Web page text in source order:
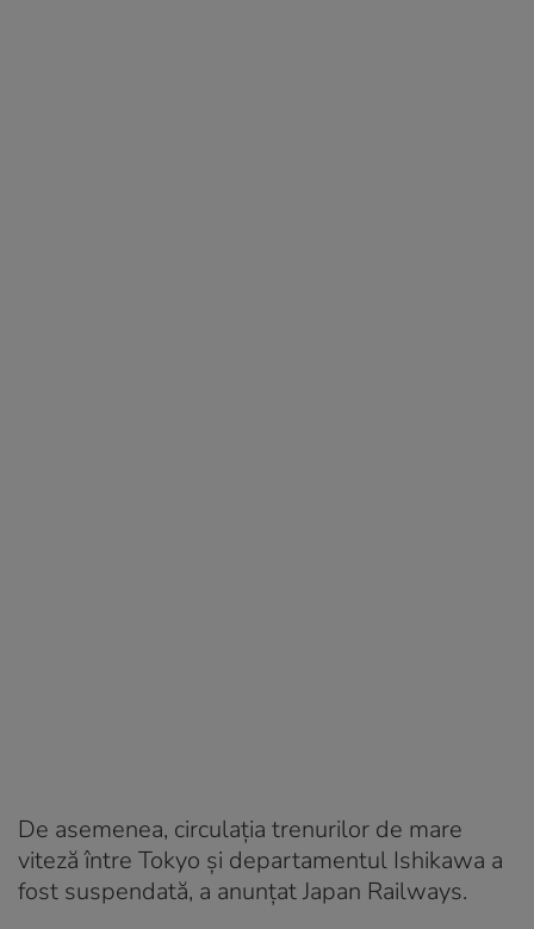
De asemenea, circulaţia trenurilor de mare
viteză între Tokyo şi departamentul Ishikawa a
fost suspendată, a anunţat Japan Railways.